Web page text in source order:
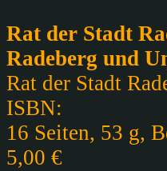
Rat der Stadt
Radeberg und
Rat der Stadt
ISBN:
16 Seiten, 53 g,
5,00 €